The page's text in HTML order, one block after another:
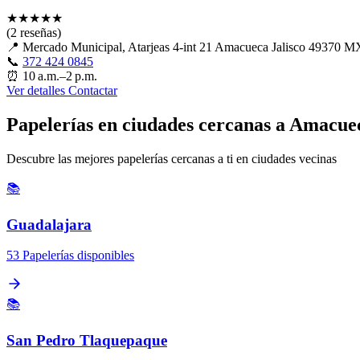
★★★★★
(2 reseñas)
📍 Mercado Municipal, Atarjeas 4-int 21 Amacueca Jalisco 49370
📞 372 424 0845
⏰ 10 a.m.–2 p.m.
Ver detalles Contactar
Papelerías en ciudades cercanas a
Descubre las mejores papelerías cercanas a ti en ciudades vecinas
📚
Guadalajara
53 Papelerías disponibles
📚
San Pedro Tlaquepaque